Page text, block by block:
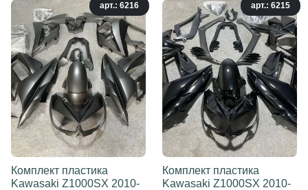
арт.: 6216
Комплект пластика
Kawasaki Z1000SX 2010-
арт.: 6215
Комплект пластика
Kawasaki Z1000SX 2010-